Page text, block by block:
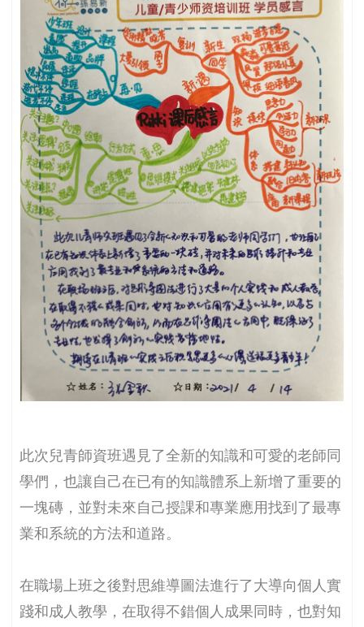
此次兒青師資班遇見了全新的知識和可愛的老師同
學們，也讓自己在已有的知識體系上新增了重要的
一塊磚，並對未來自己授課和專業應用找到了最專
業和系統的方法和道路。
在職場上班之後對思維導圖法進行了大導向個人實
踐和成人教學，在取得不錯個人成果同時，也對知